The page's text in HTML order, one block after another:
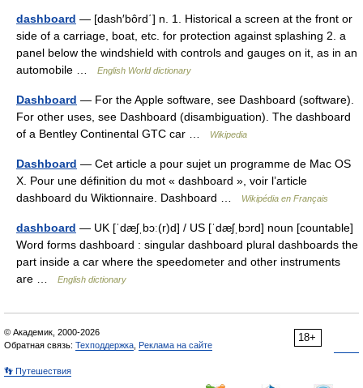
dashboard — [dash′bôrd΄] n. 1. Historical a screen at the front or
side of a carriage, boat, etc. for protection against splashing 2. a
panel below the windshield with controls and gauges on it, as in an
automobile …
English World dictionary
Dashboard — For the Apple software, see Dashboard (software).
For other uses, see Dashboard (disambiguation). The dashboard
of a Bentley Continental GTC car …
Wikipedia
Dashboard — Cet article a pour sujet un programme de Mac OS
X. Pour une définition du mot « dashboard », voir l’article
dashboard du Wiktionnaire. Dashboard …
Wikipédia en Français
dashboard — UK [ˈdæʃˌbɔː(r)d] / US [ˈdæʃˌbɔrd] noun [countable]
Word forms dashboard : singular dashboard plural dashboards the
part inside a car where the speedometer and other instruments
are …
English dictionary
18+
© Академик, 2000-2026
Обратная связь: Техподдержка Реклама на сайте
👣 Путешествия